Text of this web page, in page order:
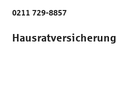
0211 729-8857
Hausrat­versicherung